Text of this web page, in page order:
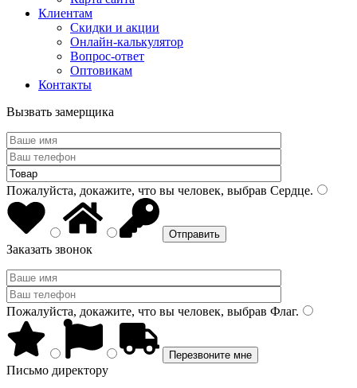
Клиентам
Скидки и акции
Онлайн-калькулятор
Вопрос-ответ
Оптовикам
Контакты
Вызвать замерщика
Пожалуйста, докажите, что вы человек, выбрав Сердце.
Заказать звонок
Пожалуйста, докажите, что вы человек, выбрав Флаг.
Письмо директору